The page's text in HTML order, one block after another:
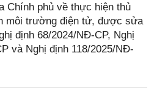
Chính phủ về thực hiện thủ
môi trường điện tử, được sửa
định 68/2024/NĐ-CP, Nghị
và Nghị định 118/2025/NĐ-